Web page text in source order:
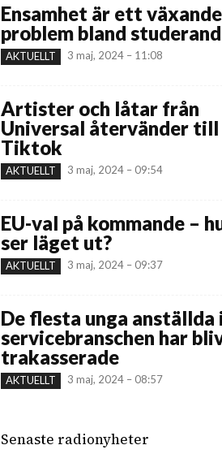
Ensamhet är ett växande
problem bland
AKTUELLT 3 maj, 2024 – 11:08
Artister och låtar från
Universal återvänder till
Tiktok
AKTUELLT 3 maj, 2024 – 09:54
EU-val på kommande –
ser läget ut?
AKTUELLT 3 maj, 2024 – 09:37
De flesta unga anställda
servicebranschen har
trakasserade
AKTUELLT 3 maj, 2024 – 08:57
Senaste radionyheter